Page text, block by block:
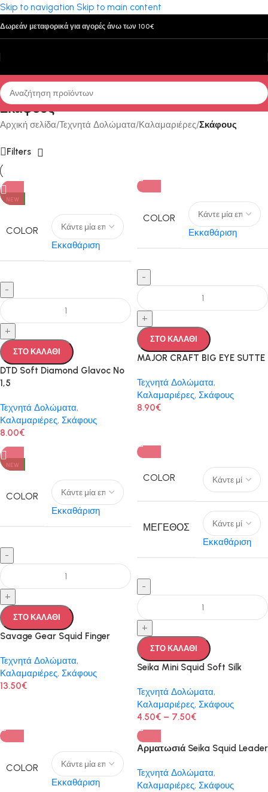
Skip to navigation Skip to main content
Δωρεάν μεταφορικά για αγορές άνω των 100€
Σκάφους
Αρχική σελίδα/Τεχνητά Δολώματα/Καλαμαριέρες/Σκάφους
Filters
NEW
COLOR
Εκκαθάριση
-
+
ΣΤΟ ΚΑΛΑΘΙ
DTD Soft Diamond Glavoc No
1,5
Τεχνητά Δολώματα,
Καλαμαριέρες, Σκάφους
8.00€
COLOR
Εκκαθάριση
-
+
ΣΤΟ ΚΑΛΑΘΙ
MAJOR CRAFT BIG EYE SUTTE
Τεχνητά Δολώματα,
Καλαμαριέρες, Σκάφους
8.90€
NEW
COLOR
Εκκαθάριση
-
+
ΣΤΟ ΚΑΛΑΘΙ
Savage Gear Squid Finger
Τεχνητά Δολώματα,
Καλαμαριέρες, Σκάφους
13.50€
COLOR
ΜΈΓΕΘΟΣ
Εκκαθάριση
-
+
ΣΤΟ ΚΑΛΑΘΙ
Seika Mini Squid Soft Silk
Τεχνητά Δολώματα,
Καλαμαριέρες, Σκάφους
4.50€ – 7.50€
COLOR
Εκκαθάριση
Αρματωσιά Seika Squid Leader
Τεχνητά Δολώματα,
Καλαμαριέρες, Σκάφους